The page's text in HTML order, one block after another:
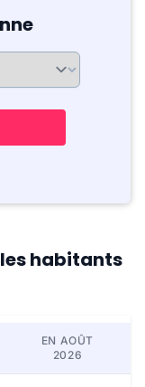
habitants
EN AOÛT
2026